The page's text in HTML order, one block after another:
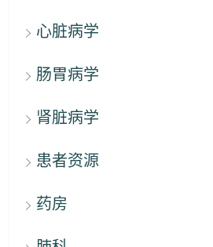
心脏病学
肠胃病学
肾脏病学
患者资源
药房